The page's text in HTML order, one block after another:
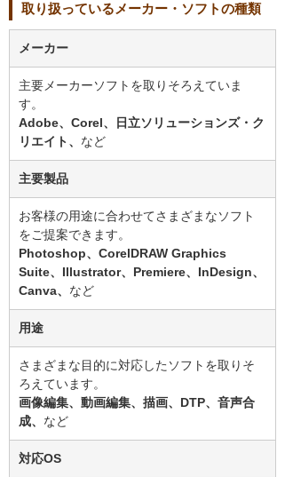
取り扱っているメーカー・ソフトの種類
メーカー
主要メーカーソフトを取りそろえていま
す。
Adobe、Corel、日立ソリューションズ・ク
リエイト、 など
主要製品
お客様の用途に合わせてさまざまなソフト
をご提案できます。
Photoshop、CorelDRAW Graphics
Suite、Illustrator、Premiere、InDesign、
Canva、 など
用途
さまざまな目的に対応したソフトを取りそ
ろえています。
画像編集、動画編集、描画、DTP、音声合
成、 など
対応OS